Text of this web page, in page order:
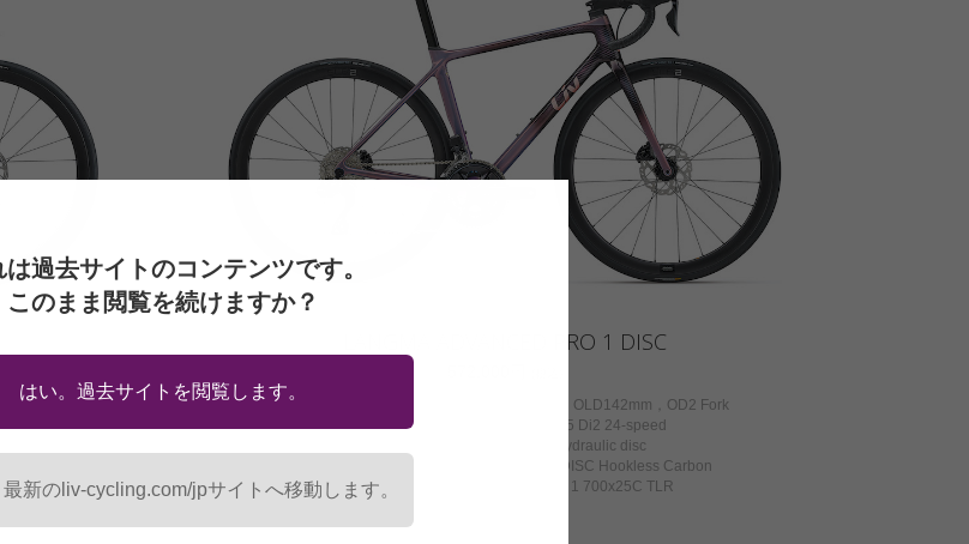
Fork
HALO
LANGMA ADVANCED PRO 1 DISC
フレーム：Advanced-Grade Composite，OLD142mm，OD2 Fork
コンポーネント：SHIMANO 105 Di2 24-speed
ブレーキ：SHIMANO 105 hydraulic disc
ホイールシステム：GIANT SLR 2 36 DISC Hookless Carbon
タイヤ：GIANT GAVIA COURSE 1 700x25C TLR
は過去サイトのコンテンツです。
このまま閲覧を続けますか？
はい。過去サイトを閲覧します。
新のliv-cycling.com/jpサイトへ移動します。